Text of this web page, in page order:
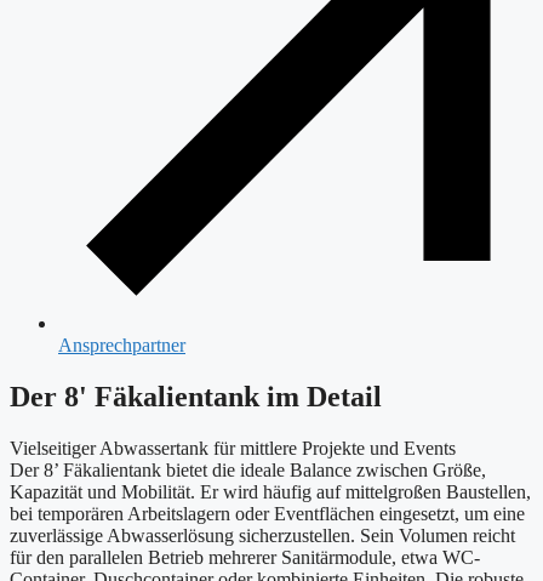
Ansprechpartner
Der 8' Fäkalientank im Detail
Vielseitiger Abwassertank für mittlere Projekte und Events
Der 8’ Fäkalientank bietet die ideale Balance zwischen Größe,
Kapazität und Mobilität. Er wird häufig auf mittelgroßen Baustellen,
bei temporären Arbeitslagern oder Eventflächen eingesetzt, um eine
zuverlässige Abwasserlösung sicherzustellen. Sein Volumen reicht
für den parallelen Betrieb mehrerer Sanitärmodule, etwa WC-